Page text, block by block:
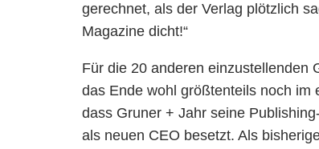
gerechnet, als der Verlag plötzlich
Magazine dicht!“
Für die 20 anderen einzustellenden
das Ende wohl größtenteils noch im
dass Gruner + Jahr seine
als neuen CEO besetzt. Als